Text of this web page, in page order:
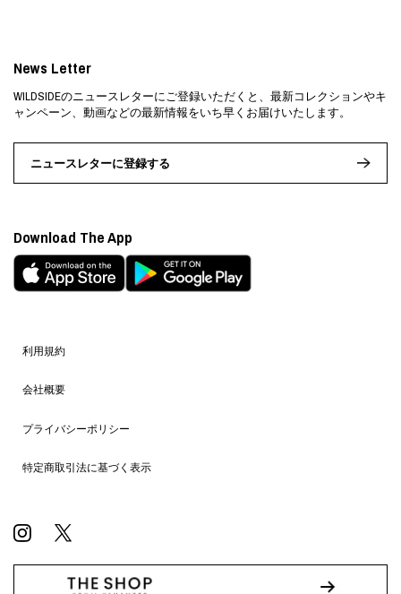
利用規約
会社概要
プライバシーポリシー
特定商取引法に基づく表示
News Letter
WILDSIDEのニュースレターにご登録いただくと、最新コレクションやキ
ャンペーン、動画などの最新情報をいち早くお届けいたします。
ニュースレターに登録する
Download The App